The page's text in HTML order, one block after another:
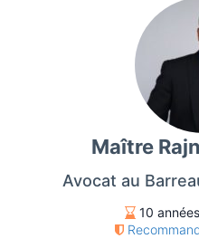
Maître
Avocat au
10